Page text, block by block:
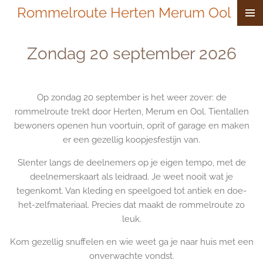
Rommelroute Herten Merum Ool
Zondag 20 september 2026
Op zondag 20 september is het weer zover: de
rommelroute trekt door Herten, Merum en Ool. Tientallen
bewoners openen hun voortuin, oprit of garage en maken
er een gezellig koopjesfestijn van.
Slenter langs de deelnemers op je eigen tempo, met de
deelnemerskaart als leidraad. Je weet nooit wat je
tegenkomt. Van kleding en speelgoed tot antiek en doe-
het-zelfmateriaal. Precies dat maakt de rommelroute zo
leuk.
Kom gezellig snuffelen en wie weet ga je naar huis met een
onverwachte vondst.